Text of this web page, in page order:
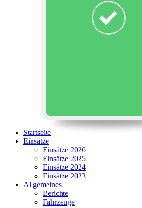
Startseite
Einsätze
Einsätze 2026
Einsätze 2025
Einsätze 2024
Einsätze 2023
Allgemeines
Berichte
Fahrzeuge